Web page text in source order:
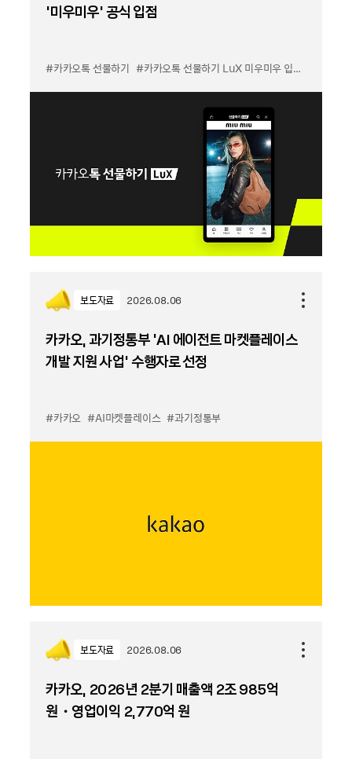
'미우미우' 공식 입점
#카카오톡 선물하기 #카카오톡 선물하기 LuX 미우미우 입점
보도자료 2026.08.06
카카오, 과기정통부 ‘AI 에이전트 마켓플레이스
개발 지원 사업’ 수행자로 선정
#카카오 #AI마켓플레이스 #과기정통부
보도자료 2026.08.06
카카오, 2026년 2분기 매출액 2조 985억
원・영업이익 2,770억 원